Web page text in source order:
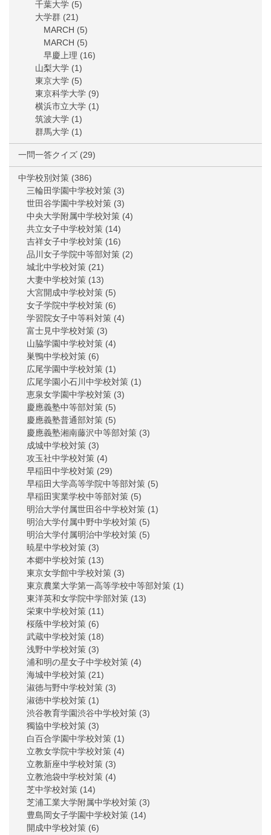
千葉大学 (5)
大学群 (21)
MARCH (5)
MARCH (5)
早慶上理 (16)
山梨大学 (1)
東京大学 (5)
東京科学大学 (9)
横浜市立大学 (1)
筑波大学 (1)
群馬大学 (1)
一問一答クイズ (29)
中学校別対策 (386)
三輪田学園中学校対策 (3)
世田谷学園中学校対策 (3)
中央大学附属中学校対策 (4)
共立女子中学校対策 (14)
吉祥女子中学校対策 (16)
品川女子学院中等部対策 (2)
城北中学校対策 (21)
大妻中学校対策 (13)
大宮開成中学校対策 (5)
女子学院中学校対策 (6)
学習院女子中等科対策 (4)
富士見中学校対策 (3)
山脇学園中学校対策 (4)
巣鴨中学校対策 (6)
広尾学園中学校対策 (1)
広尾学園小石川中学校対策 (1)
恵泉女学園中学校対策 (3)
慶應義塾中等部対策 (5)
慶應義塾普通部対策 (5)
慶應義塾湘南藤沢中等部対策 (3)
成城中学校対策 (3)
攻玉社中学校対策 (4)
早稲田中学校対策 (29)
早稲田大学高等学院中等部対策 (5)
早稲田実業学校中等部対策 (5)
明治大学付属世田谷中学校対策 (1)
明治大学付属中野中学校対策 (5)
明治大学付属明治中学校対策 (5)
暁星中学校対策 (3)
本郷中学校対策 (13)
東京女学館中学校対策 (3)
東京農業大学第一高等学校中等部対策 (1)
東洋英和女学院中学部対策 (13)
栄東中学校対策 (11)
桜蔭中学校対策 (6)
武蔵中学校対策 (18)
浅野中学校対策 (3)
浦和明の星女子中学校対策 (4)
海城中学校対策 (21)
淑徳与野中学校対策 (3)
淑徳中学校対策 (1)
渋谷教育学園渋谷中学校対策 (3)
獨協中学校対策 (3)
白百合学園中学校対策 (1)
立教女学院中学校対策 (4)
立教新座中学校対策 (3)
立教池袋中学校対策 (4)
芝中学校対策 (14)
芝浦工業大学附属中学校対策 (3)
豊島岡女子学園中学校対策 (14)
開成中学校対策 (6)